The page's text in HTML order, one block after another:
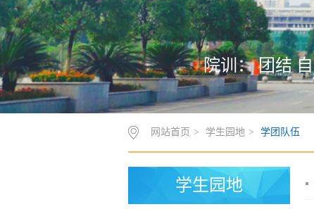
院训： 团结
网站首页 > 学生园地 > 学团队伍
学生园地